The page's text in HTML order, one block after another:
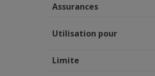
Assurances
Utilisation pour
Limite